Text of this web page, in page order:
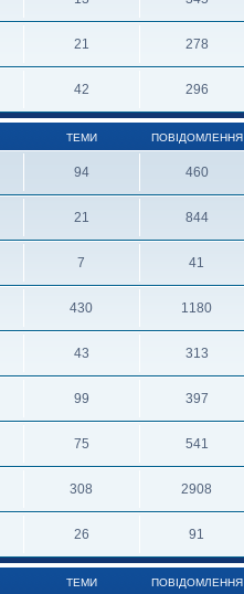
21 278
42 296
ТЕМИ ПОВІДОМЛЕННЯ
94 460
21 844
7 41
430 1180
43 313
99 397
75 541
308 2908
26 91
ТЕМИ ПОВІДОМЛЕННЯ